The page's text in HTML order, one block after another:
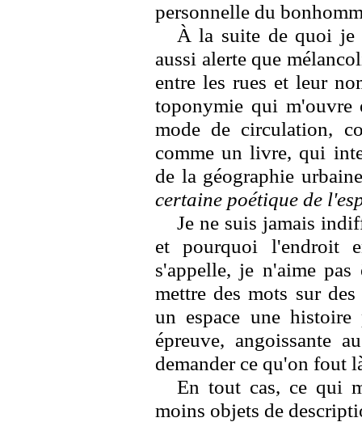
personnelle du
À la suite de quoi je
aussi alerte que
entre les rues et leur
toponymie qui m'ouvre
mode de circulation,
comme un livre, qui
de la géographie
certaine poétique de
Je ne suis jamais
et pourquoi l'endroit
s'appelle, je n'aime
mettre des mots sur
un espace une histoire
épreuve, angoissante
demander ce qu'on fout
En tout cas, ce qui
moins objets de